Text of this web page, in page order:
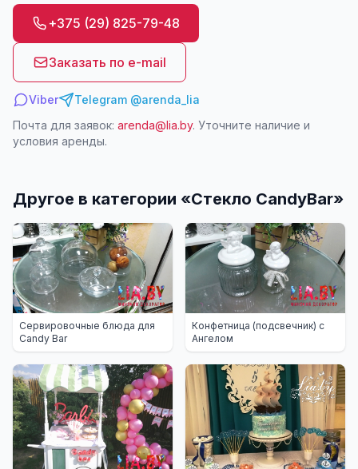
+375 (29) 825-79-48
Заказать по e-mail
Viber
Telegram @arenda_lia
Почта для заявок: arenda@lia.by. Уточните наличие и
условия аренды.
Другое в категории «Стекло CandyBar»
Сервировочные блюда для
Candy Bar
Конфетница (подсвечник) с
Ангелом